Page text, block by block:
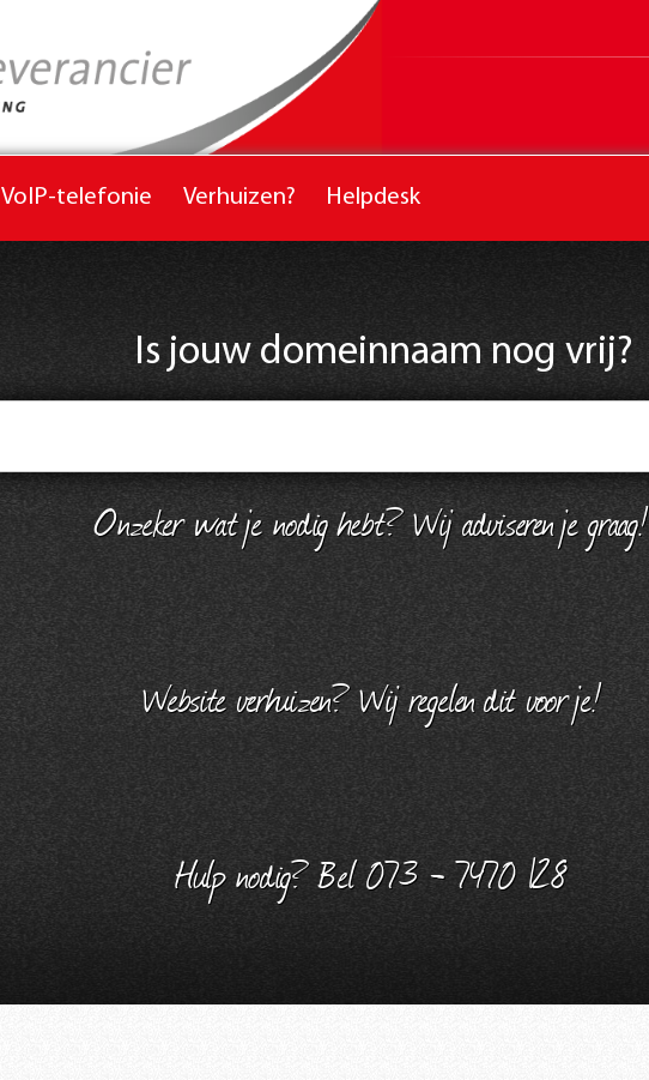
VoIP-telefonie Verhuizen? Helpdesk
Is jouw domeinnaam nog vrij?
Onzeker wat je nodig hebt? Wij adviseren je graag!
Website verhuizen? Wij regelen dit voor je!
Hulp nodig? Bel 073 - 7470 128